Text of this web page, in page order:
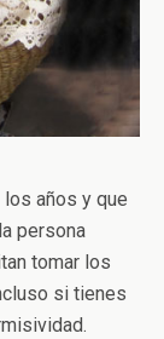
años y que
persona
tomar los
si tienes